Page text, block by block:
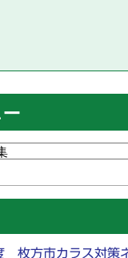
枚方市カラス対策